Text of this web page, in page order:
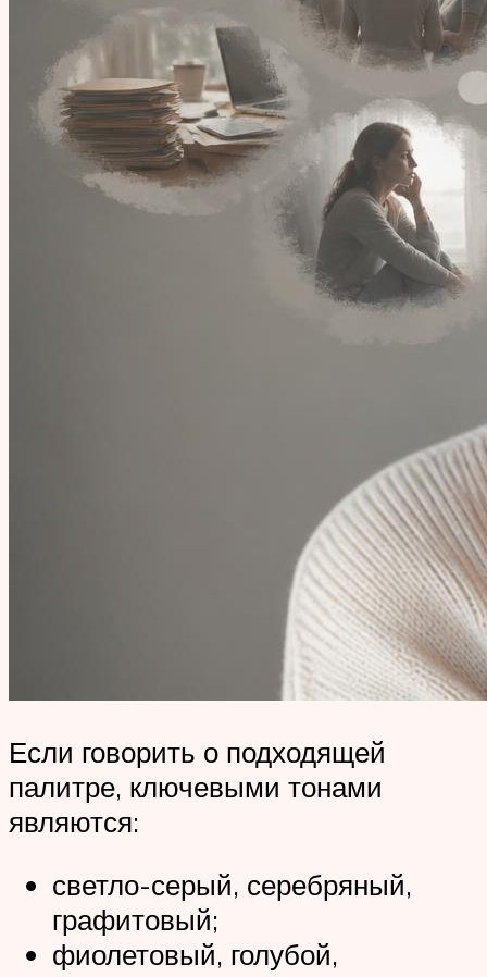
Если говорить о подходящей
палитре, ключевыми тонами
являются:
светло-серый, серебряный,
графитовый;
фиолетовый, голубой,